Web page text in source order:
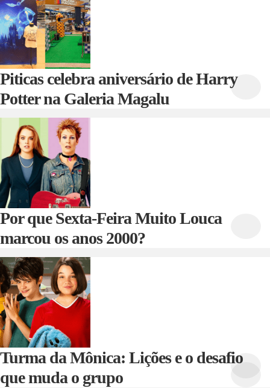
Piticas celebra aniversário de Harry
Potter na Galeria Magalu
Por que Sexta-Feira Muito Louca
marcou os anos 2000?
Turma da Mônica: Lições e o desafio
que muda o grupo